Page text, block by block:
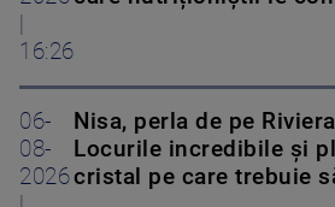
16:26
06-
08-
2026
Nisa, perla de pe
Locurile incredibile și
cristal pe care trebuie